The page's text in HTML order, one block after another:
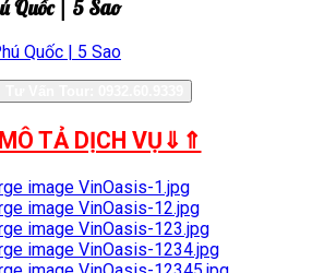
Quốc | 5 Sao
TẢ DỊCH VỤ⇓⇑